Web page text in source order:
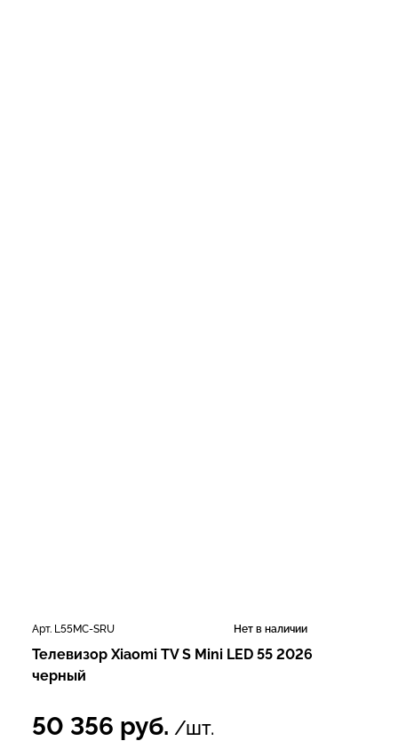
Арт. L55MC-SRU Нет в наличии
Телевизор Xiaomi TV S Mini LED 55 2026
черный
50 356 руб. /шт.